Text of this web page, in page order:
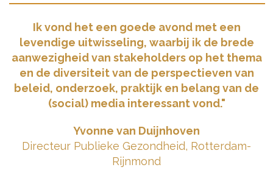
Ik vond het een goede avond met een
levendige uitwisseling, waarbij ik de brede
aanwezigheid van stakeholders op het thema
en de diversiteit van de perspectieven van
beleid, onderzoek, praktijk en belang van de
(social) media interessant vond."
Yvonne van Duijnhoven
Directeur Publieke Gezondheid, Rotterdam-
Rijnmond